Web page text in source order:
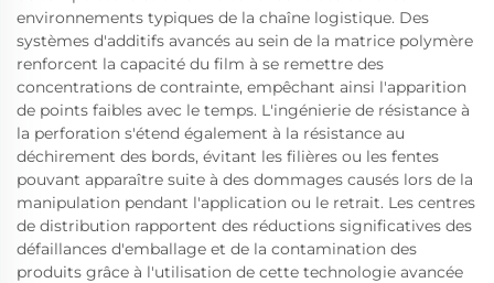
environnements typiques de la chaîne logistique. Des
systèmes d'additifs avancés au sein de la matrice polymère
renforcent la capacité du film à se remettre des
concentrations de contrainte, empêchant ainsi l'apparition
de points faibles avec le temps. L'ingénierie de résistance à
la perforation s'étend également à la résistance au
déchirement des bords, évitant les filières ou les fentes
pouvant apparaître suite à des dommages causés lors de la
manipulation pendant l'application ou le retrait. Les centres
de distribution rapportent des réductions significatives des
défaillances d'emballage et de la contamination des
produits grâce à l'utilisation de cette technologie avancée